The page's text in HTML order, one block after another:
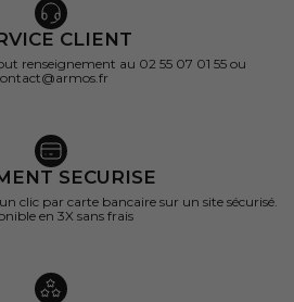
CLIENT
renseignement au 02 55 07 01 55 ou
SECURISE
clic par carte bancaire sur un site sécurisé.
en 3X sans frais